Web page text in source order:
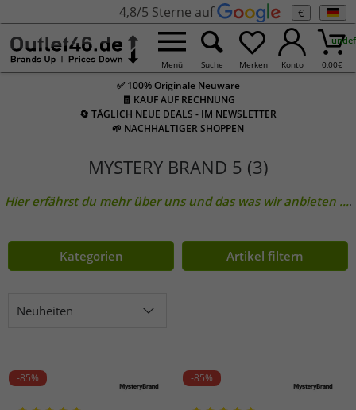
4,8/5 Sterne auf €
Menü Suche Merken Konto 0,00€
✅ 100% Originale Neuware
🧾 KAUF AUF RECHNUNG
🔄 TÄGLICH NEUE DEALS - IM NEWSLETTER
🌱 NACHHALTIGER SHOPPEN
MYSTERY BRAND 5 (3)
Hier erfährst du mehr über uns und das was wir anbieten ....
Kategorien Artikel filtern
Neuheiten
-85% -85%